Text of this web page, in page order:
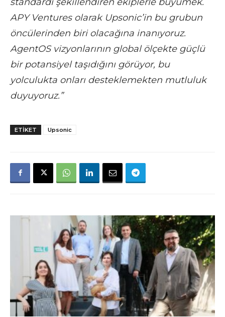
APY Ventures olarak Upsonic’in bu grubun
öncülerinden biri olacağına inanıyoruz.
AgentOS vizyonlarının global ölçekte güçlü
bir potansiyel taşıdığını görüyor, bu
yolculukta onları desteklemekten mutluluk
duyuyoruz.”
ETIKET Upsonic